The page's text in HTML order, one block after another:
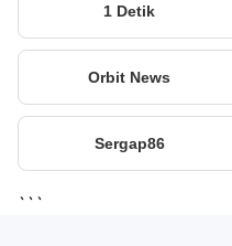
1 Detik
Orbit News
Sergap86
```